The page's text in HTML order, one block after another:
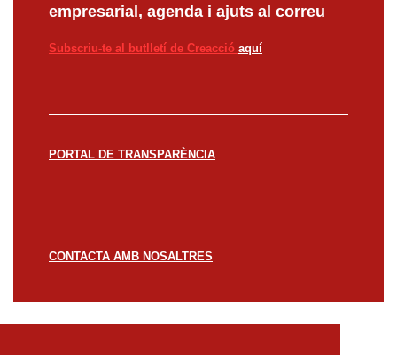
empresarial, agenda i ajuts al correu
Subscriu-te al butlletí de Creacció aquí
PORTAL DE TRANSPARÈNCIA
CONTACTA AMB NOSALTRES